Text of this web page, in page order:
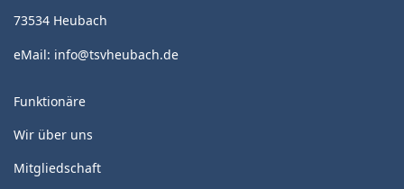
73534 Heubach
eMail: info@tsvheubach.de
Funktionäre
Wir über uns
Mitgliedschaft